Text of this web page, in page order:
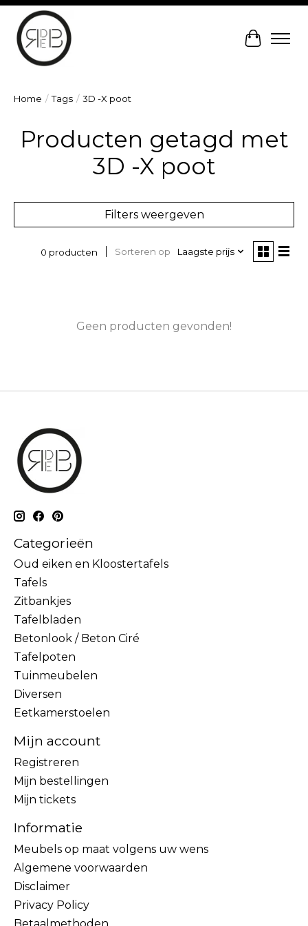
Home / Tags / 3D -X poot
Producten getagd met
3D -X poot
Filters weergeven
0 producten Sorteren op Laagste prijs
Geen producten gevonden!
Categorieën
Oud eiken en Kloostertafels
Tafels
Zitbankjes
Tafelbladen
Betonlook / Beton Ciré
Tafelpoten
Tuinmeubelen
Diversen
Eetkamerstoelen
Mijn account
Registreren
Mijn bestellingen
Mijn tickets
Informatie
Meubels op maat volgens uw wens
Algemene voorwaarden
Disclaimer
Privacy Policy
Betaalmethoden